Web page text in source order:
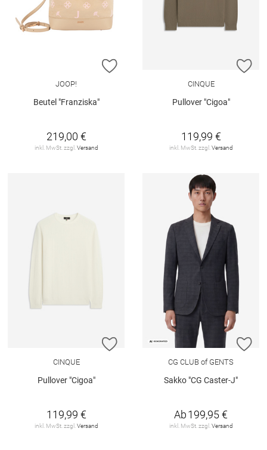
ZUR WUNSCHLISTE HINZUFÜGEN
JOOP!
Beutel "Franziska"
219,00 €
inkl. MwSt. zzgl.Versand
CINQUE
Pullover "Cigoa"
119,99 €
inkl. MwSt. zzgl.Versand
ZUR WUNSCHLISTE HINZUFÜGEN
CINQUE
Pullover "Cigoa"
119,99 €
inkl. MwSt. zzgl. Versand
CG CLUB of GENTS
Sakko "CG Caster-J"
Ab199,95 €
inkl. MwSt. zzgl. Versand